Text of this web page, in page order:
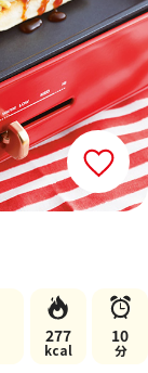
277
kcal
10
分